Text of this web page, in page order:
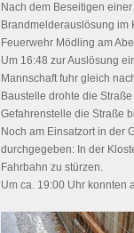
Nach dem Beseitigen
Brandmelderauslösung im
Feuerwehr Mödling am
Um 16:48 zur Auslösung
Mannschaft fuhr gleich
Baustelle drohte die
Gefahrenstelle die Straße
Noch am Einsatzort in der
durchgegeben: In der
Fahrbahn zu stürzen.
Um ca. 19:00 Uhr konnten